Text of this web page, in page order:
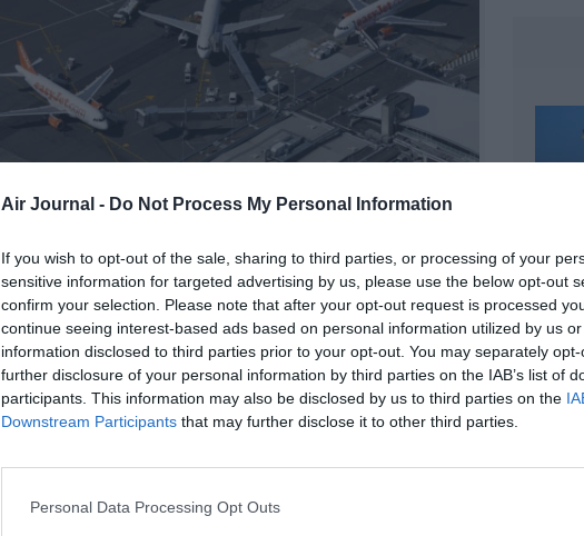
Air Journal - Do Not Process My Personal Information
If you wish to opt-out of the sale, sharing to third parties, or processing of your
sensitive information for targeted advertising by us, please use the below opt-out
confirm your selection. Please note that after your opt-out request is processed
continue seeing interest-based ads based on personal information utilized by us
information disclosed to third parties prior to your opt-out. You may separately
further disclosure of your personal information by third parties on the IAB’s list of
participants. This information may also be disclosed by us to third parties on the
Downstream Participants that may further disclose it to other third parties.
Personal Data Processing Opt Outs
@VINCI Airports
Soutenez-nous, faites un don !